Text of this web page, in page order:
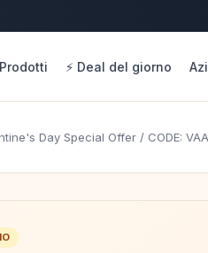
Prodotti ⚡ Deal del giorno
Day Special Offer / CODE: